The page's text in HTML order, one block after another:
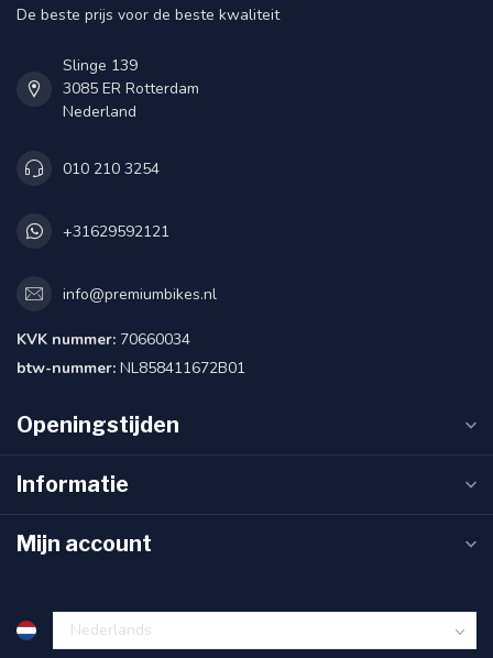
De beste prijs voor de beste kwaliteit
Slinge 139
3085 ER Rotterdam
Nederland
010 210 3254
+31629592121
info@premiumbikes.nl
KVK nummer: 70660034
btw-nummer: NL858411672B01
Openingstijden
Informatie
Mijn account